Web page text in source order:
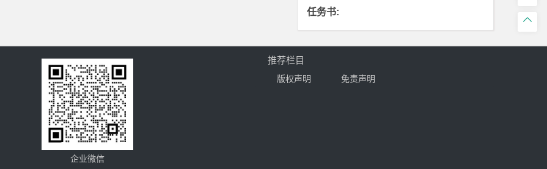
任务书:

企业微信
推荐栏目
版权声明 免责声明